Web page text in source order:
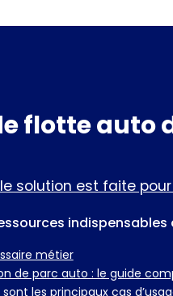
flotte auto
solution est faite
métier
de parc auto : le guide
les principaux cas